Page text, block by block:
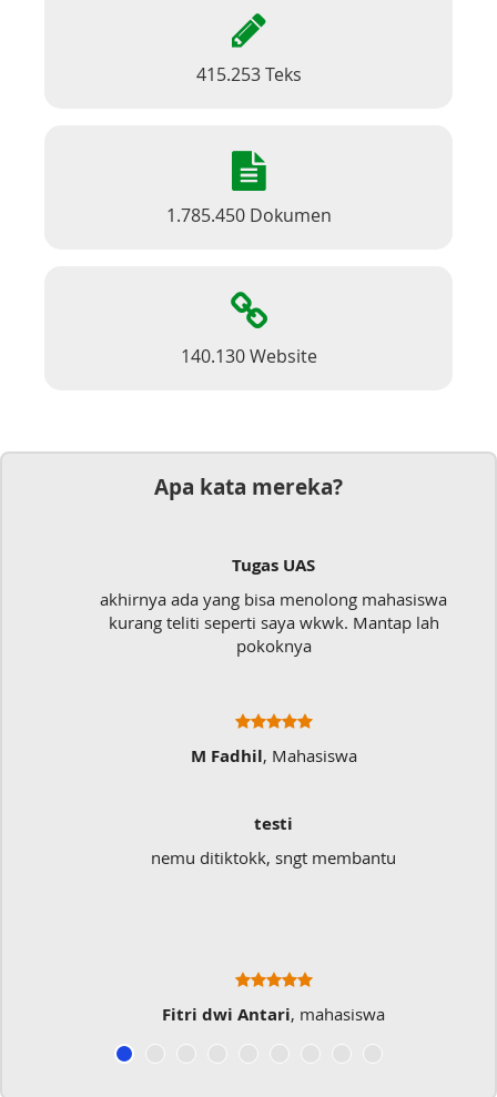
415.253 Teks
1.785.450 Dokumen
140.130 Website
Apa kata mereka?
Tugas UAS
akhirnya ada yang bisa menolong mahasiswa
kurang teliti seperti saya wkwk. Mantap lah
pokoknya
M Fadhil, Mahasiswa
testi
nemu ditiktokk, sngt membantu
Fitri dwi Antari, mahasiswa